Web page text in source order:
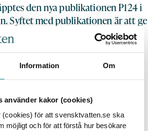
Information Om
använder kakor (cookies)
(cookies) för att svensktvatten.se ska
möjligt och för att förstå hur besökare
den nya publikationen P124 i
Syftet med publikationen är att ge
och flödesmätning på
och den vänder sig
vid reningsverk. Fokus
och innehållet utgår
på området.
P124Provtagning och
reningsverkiVattenbokhandeln
planering, praktiskt